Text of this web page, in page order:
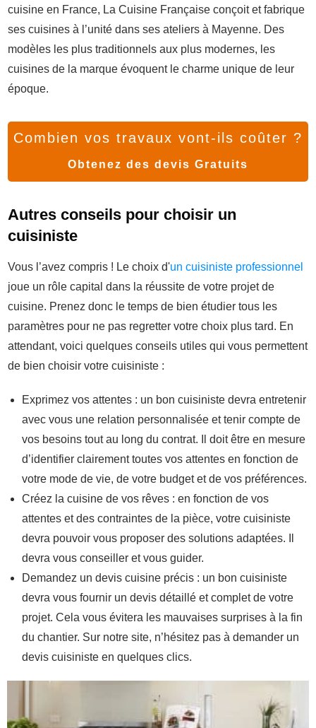
cuisine en France, La Cuisine Française conçoit et fabrique
ses cuisines à l’unité dans ses ateliers à Mayenne. Des
modèles les plus traditionnels aux plus modernes, les
cuisines de la marque évoquent le charme unique de leur
époque.
Combien vos travaux vont-ils coûter ?
Obtenez des devis Gratuits
Autres conseils pour choisir un
cuisiniste
Vous l’avez compris ! Le choix d'un cuisiniste professionnel
joue un rôle capital dans la réussite de votre projet de
cuisine. Prenez donc le temps de bien étudier tous les
paramètres pour ne pas regretter votre choix plus tard. En
attendant, voici quelques conseils utiles qui vous permettent
de bien choisir votre cuisiniste :
Exprimez vos attentes : un bon cuisiniste devra entretenir
avec vous une relation personnalisée et tenir compte de
vos besoins tout au long du contrat. Il doit être en mesure
d’identifier clairement toutes vos attentes en fonction de
votre mode de vie, de votre budget et de vos préférences.
Créez la cuisine de vos rêves : en fonction de vos
attentes et des contraintes de la pièce, votre cuisiniste
devra pouvoir vous proposer des solutions adaptées. Il
devra vous conseiller et vous guider.
Demandez un devis cuisine précis : un bon cuisiniste
devra vous fournir un devis détaillé et complet de votre
projet. Cela vous évitera les mauvaises surprises à la fin
du chantier. Sur notre site, n’hésitez pas à demander un
devis cuisiniste en quelques clics.